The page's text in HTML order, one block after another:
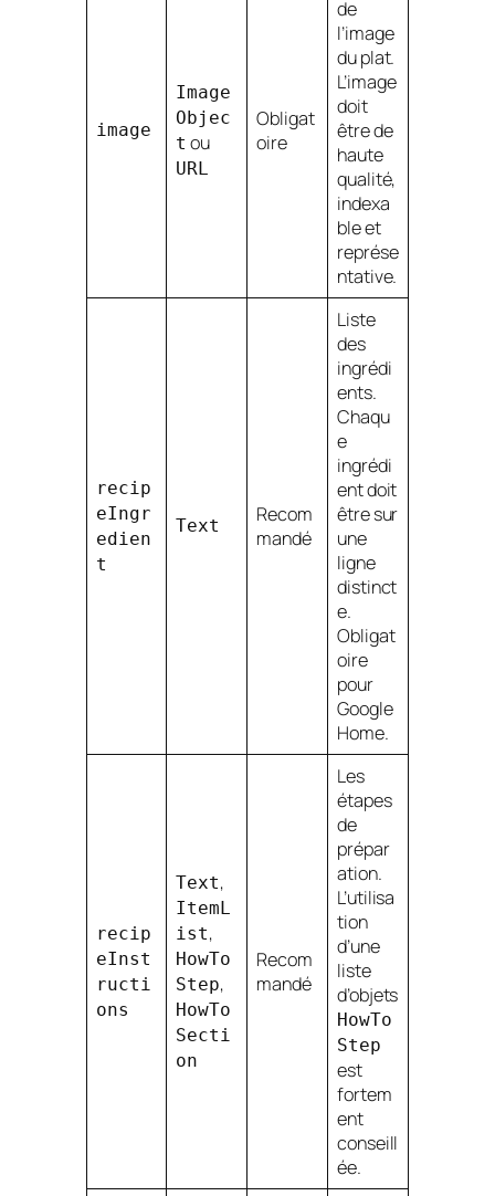
image
Image
Objec
t ou
URL
Obligat
oire
de
l’image
du plat.
L’image
doit
être de
haute
qualité,
indexa
ble et
représe
ntative.
recip
eIngr
edien
t
Text
Recom
mandé
Liste
des
ingrédi
ents.
Chaqu
e
ingrédi
ent doit
être sur
une
ligne
distinct
e.
Obligat
oire
pour
Google
Home.
recip
eInst
ructi
ons
Text,
ItemL
ist,
HowTo
Step,
HowTo
Secti
on
Recom
mandé
Les
étapes
de
prépar
ation.
L’utilisa
tion
d’une
liste
d’objets
HowTo
Step
est
fortem
ent
conseill
ée.